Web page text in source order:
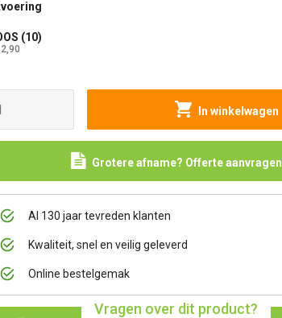
(10)
In winkelwagen
Grotere afname? Offerte aanvragen
Al 130 jaar tevreden klanten
Kwaliteit, snel en veilig geleverd
Online bestelgemak
Vragen over dit product?